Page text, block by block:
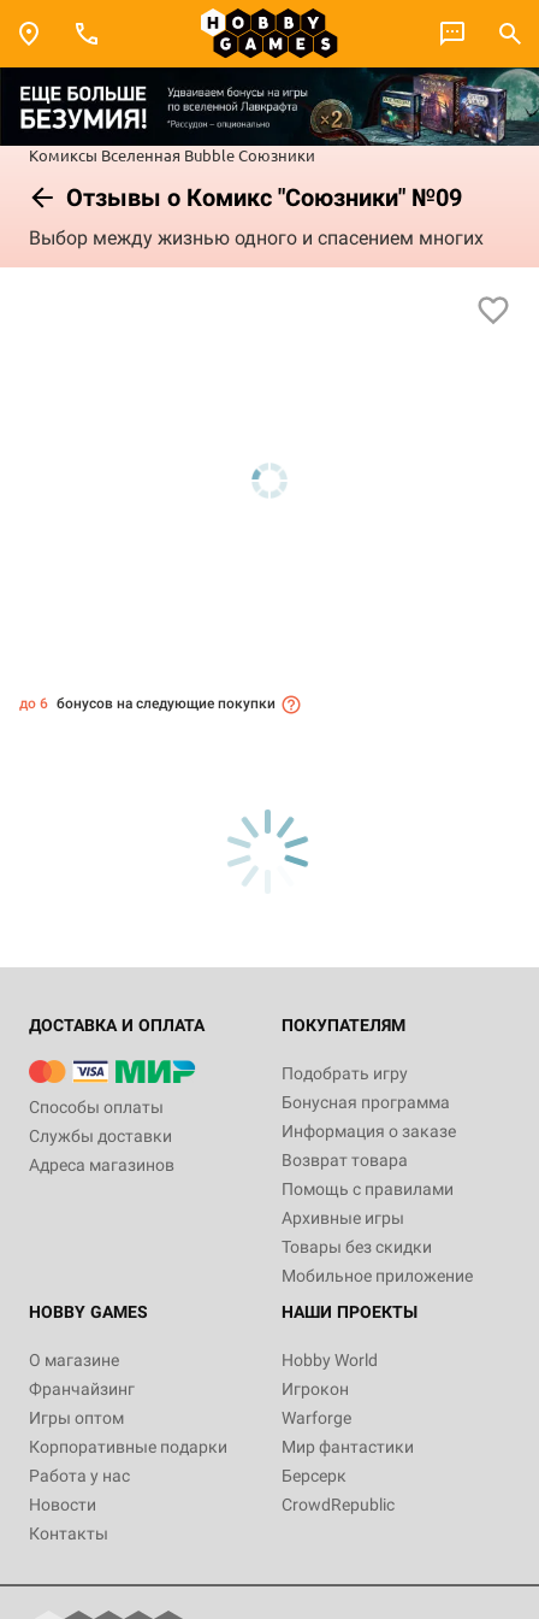
Комиксы Вселенная BubbleСоюзники
Отзывы о Комикс "Союзники" №09
Выбор между жизнью одного и спасением многих
до 6 бонусов на следующие покупки
ДОСТАВКА И ОПЛАТА
Способы оплаты
Службы доставки
Адреса магазинов
ПОКУПАТЕЛЯМ
Подобрать игру
Бонусная программа
Информация о заказе
Возврат товара
Помощь с правилами
Архивные игры
Товары без скидки
Мобильное приложение
HOBBY GAMES
О магазине
Франчайзинг
Игры оптом
Корпоративные подарки
Работа у нас
Новости
Контакты
НАШИ ПРОЕКТЫ
Hobby World
Игрокон
Warforge
Мир фантастики
Берсерк
CrowdRepublic